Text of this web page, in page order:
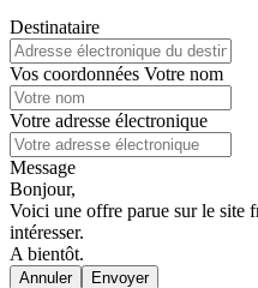
Destinataire
Vos coordonnées Votre nom
Votre adresse électronique
Message
Bonjour,
Voici une offre parue sur le site
intéresser.
A bientôt.
Annuler